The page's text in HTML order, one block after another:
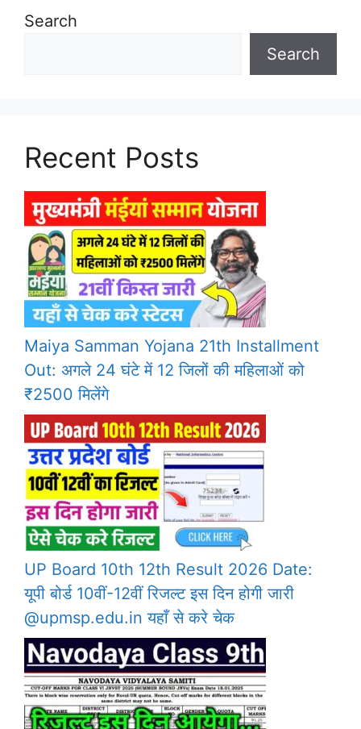
Search
Search
Recent Posts
Maiya Samman Yojana 21th Installment
Out: अगले 24 घंटे में 12 जिलों की महिलाओं को
₹2500 मिलेंगे
UP Board 10th 12th Result 2026 Date:
यूपी बोर्ड 10वीं-12वीं रिजल्ट इस दिन होगी जारी
@upmsp.edu.in यहाँ से करे चेक